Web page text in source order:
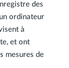
des
ordinateur
à
et ont
mesures de